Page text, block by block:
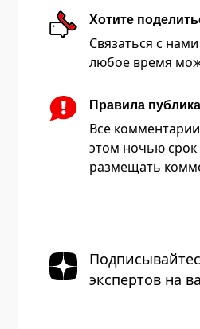
Хотите
Связаться с
любое время
Правила
Все
этом ночью
размещать
экспертов на